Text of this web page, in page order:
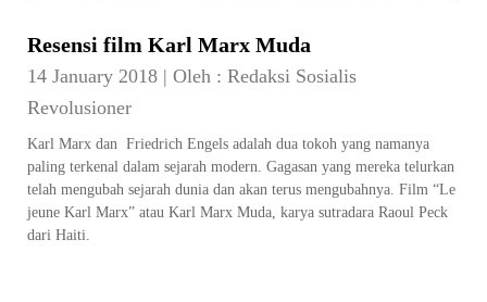
Resensi film Karl Marx Muda
14 January 2018 | Oleh : Redaksi Sosialis
Revolusioner
Karl Marx dan Friedrich Engels adalah dua tokoh yang namanya
paling terkenal dalam sejarah modern. Gagasan yang mereka telurkan
telah mengubah sejarah dunia dan akan terus mengubahnya. Film “Le
jeune Karl Marx” atau Karl Marx Muda, karya sutradara Raoul Peck
dari Haiti.